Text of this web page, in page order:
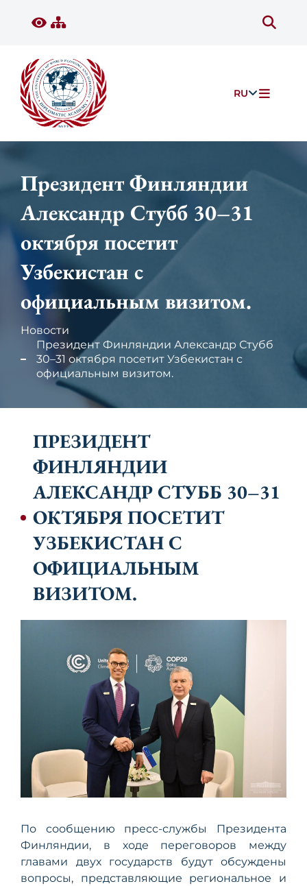
RU
Президент Финляндии
Александр Стубб 30–31
октября посетит
Узбекистан с
официальным визитом.
Новости
Президент Финляндии Александр Стубб
30–31 октября посетит Узбекистан с
официальным визитом.
ПРЕЗИДЕНТ
ФИНЛЯНДИИ
АЛЕКСАНДР СТУББ 30–31
ОКТЯБРЯ ПОСЕТИТ
УЗБЕКИСТАН С
ОФИЦИАЛЬНЫМ
ВИЗИТОМ.
По сообщению пресс-службы Президента
Финляндии, в ходе переговоров между
главами двух государств будут обсуждены
вопросы, представляющие региональное и